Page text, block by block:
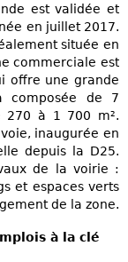
est validée et
en juillet 2017.
située en
commerciale est
offre une grande
composée de 7
270 à 1 700 m².
inaugurée en
depuis la D25.
de la voirie :
et espaces verts
de la zone.
à la clé